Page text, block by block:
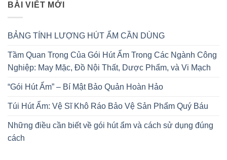
BÀI VIẾT MỚI
BẢNG TÍNH LƯỢNG HÚT ẨM CẦN DÙNG
Tầm Quan Trọng Của Gói Hút Ẩm Trong Các Ngành Công
Nghiệp: May Mặc, Đồ Nội Thất, Dược Phẩm, và Vi Mạch
“Gói Hút Ẩm” – Bí Mật Bảo Quản Hoàn Hảo
Túi Hút Ẩm: Vệ Sĩ Khô Ráo Bảo Vệ Sản Phẩm Quý Báu
Những điều cần biết về gói hút ẩm và cách sử dụng đúng
cách